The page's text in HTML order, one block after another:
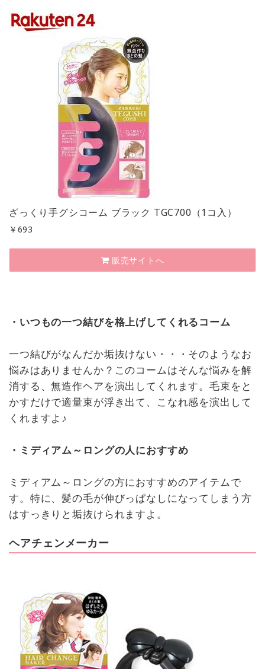
ざっくり手グシコーム ブラック TGC700（1コ入）
￥ 693
販売サイトへ
・いつもの一つ結びを格上げしてくれるコーム
一つ結びがなんだか垢抜けない・・・そのようなお
悩みはありませんか？このコームはそんな悩みを解
消する、無造作ヘアを演出してくれます。毛束をと
かすだけで適量束が浮き出て、こなれ感を演出して
くれますよ♪
・ミディアム～ロングの人におすすめ
ミディアム～ロングの方におすすめのアイテムで
す。特に、髪の毛が伸びっぱなしになってしまう方
はすっきりと垢抜けられますよ。
ヘアチェンメーカー